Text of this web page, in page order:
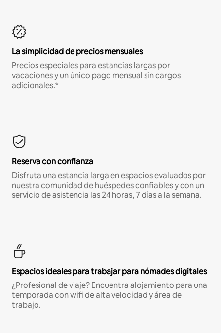
La simplicidad de precios mensuales
Precios especiales para estancias largas por
vacaciones y un único pago mensual sin cargos
adicionales.*
Reserva con confianza
Disfruta una estancia larga en espacios evaluados por
nuestra comunidad de huéspedes confiables y con un
servicio de asistencia las 24 horas, 7 días a la semana.
Espacios ideales para trabajar para nómades digitales
¿Profesional de viaje? Encuentra alojamiento para una
temporada con wifi de alta velocidad y área de
trabajo.